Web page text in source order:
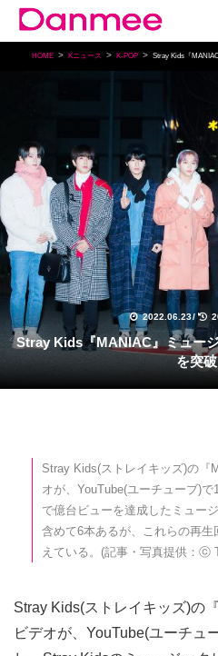
HOME Kニュース K-POP Stray Kids『
2022.06.23/
Stray Kids『MANIAC』ミュージックビデオ再生回数が1億回
を突
Stray Kids(ストレイキッズ)の『
オが、YouTube(ユーチューブ)
で億台ビューを達成したミュー
含めて6本あるが、これらの再
えている。(記事・写真提供：ⓒ
Stray Kids(ストレイキッズ)の
ビデオが、YouTube(ユーチュ